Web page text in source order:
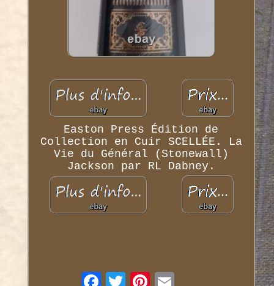
Easton Press Édition de
Collection en Cuir SCELLÉE. La
Vie du Général (Stonewall)
Jackson par RL Dabney.